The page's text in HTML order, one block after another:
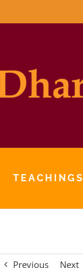
TEACHINGS
Previous Next